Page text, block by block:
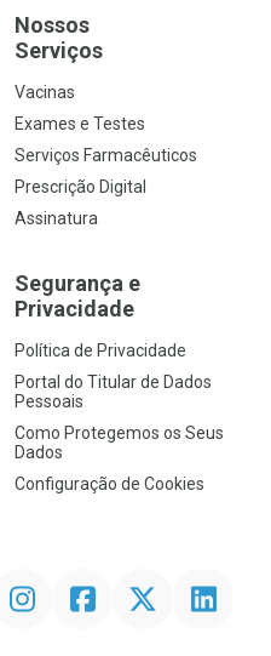
Nossos
Serviços
Vacinas
Exames e Testes
Serviços Farmacêuticos
Prescrição Digital
Assinatura
Segurança e
Privacidade
Política de Privacidade
Portal do Titular de Dados
Pessoais
Como Protegemos os Seus
Dados
Configuração de Cookies
InstagramFacebookTwitter Linkedin